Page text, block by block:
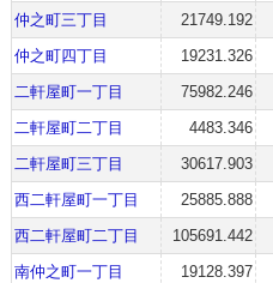
仲之町三丁目
21749.192
仲之町四丁目
19231.326
二軒屋町一丁目
75982.246
二軒屋町二丁目
4483.346
二軒屋町三丁目
30617.903
西二軒屋町一丁目
25885.888
西二軒屋町二丁目
105691.442
南仲之町一丁目
19128.397